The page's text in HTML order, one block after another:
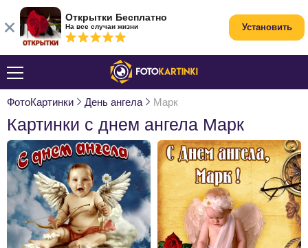
ФотоКартинки День ангела Марк
Картинки с днем ангела Марк
Открытки Бесплатно
На все случаи жизни Установить